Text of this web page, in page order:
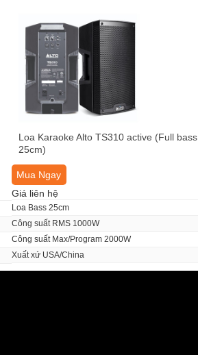
Loa Karaoke Alto TS310 active (Full bass
25cm)
Mua Ngay
Giá liên hệ
Loa Bass 25cm
Công suất RMS 1000W
Công suất Max/Program 2000W
Xuất xứ USA/China